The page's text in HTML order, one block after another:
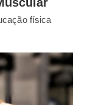
física